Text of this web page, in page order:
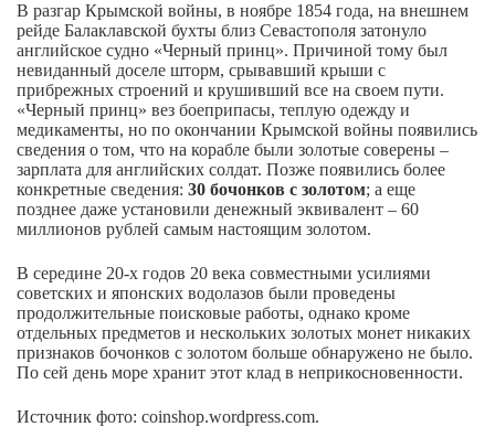
В разгар Крымской войны, в ноябре 1854 года, на внешнем
рейде Балаклавской бухты близ Севастополя затонуло
английское судно «Черный принц». Причиной тому был
невиданный доселе шторм, срывавший крыши с
прибрежных строений и крушивший все на своем пути.
«Черный принц» вез боеприпасы, теплую одежду и
медикаменты, но по окончании Крымской войны появились
сведения о том, что на корабле были золотые соверены –
зарплата для английских солдат. Позже появились более
конкретные сведения: 30 бочонков с золотом; а еще
позднее даже установили денежный эквивалент – 60
миллионов рублей самым настоящим золотом.
В середине 20-х годов 20 века совместными усилиями
советских и японских водолазов были проведены
продолжительные поисковые работы, однако кроме
отдельных предметов и нескольких золотых монет никаких
признаков бочонков с золотом больше обнаружено не было.
По сей день море хранит этот клад в неприкосновенности.
Источник фото: coinshop.wordpress.com.